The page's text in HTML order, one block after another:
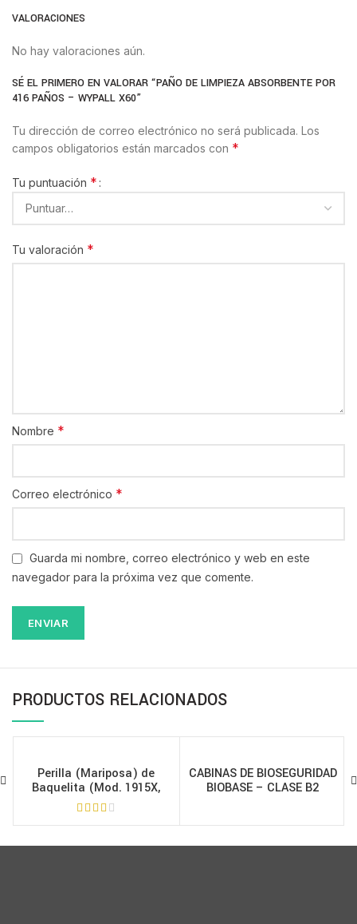
VALORACIONES
No hay valoraciones aún.
SÉ EL PRIMERO EN VALORAR “PAÑO DE LIMPIEZA ABSORBENTE POR
416 PAÑOS – WYPALL X60”
Tu dirección de correo electrónico no será publicada. Los
campos obligatorios están marcados con *
Tu puntuación *
Tu valoración *
Nombre *
Correo electrónico *
Guarda mi nombre, correo electrónico y web en este
navegador para la próxima vez que comente.
PRODUCTOS RELACIONADOS
Perilla (Mariposa) de
Baquelita (Mod. 1915X,
1925X, 1941X, 25X, 50X, 75X)
ALL AMERICA – 64N
CABINAS DE BIOSEGURIDAD
BIOBASE – CLASE B2